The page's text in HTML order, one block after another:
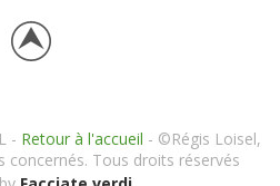
- Retour à l'accueil - ©Régis Loisel,
Tous droits réservés